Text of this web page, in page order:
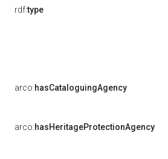
rdf:type
arco:hasCataloguingAgency
arco:hasHeritageProtectionAgency